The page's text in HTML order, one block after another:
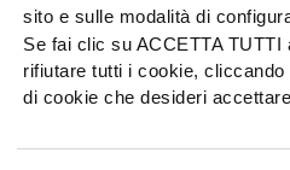
sito e sulle modalità di
Se fai clic su ACCETTA TUTTI
rifiutare tutti i cookie,
di cookie che desideri
AGRARIO Srl